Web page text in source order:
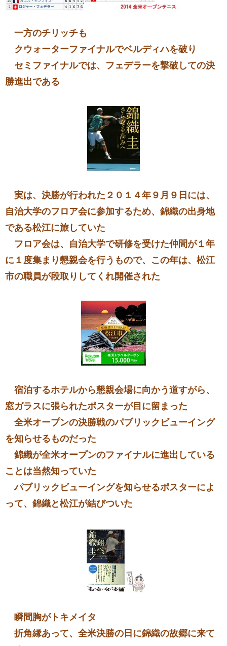
一方のチリッチも
クウォーターファイナルでベルディハを破り
セミファイナルでは、フェデラーを撃破しての決
勝進出である
実は、決勝が行われた２０１４年９月９日には、
自治大学のフロア会に参加するため、錦織の出身地
である松江に旅していた
フロア会は、自治大学で研修を受けた仲間が１年
に１度集まり懇親会を行うもので、この年は、松江
市の職員が段取りしてくれ開催された
宿泊するホテルから懇親会場に向かう道すがら、
窓ガラスに張られたポスターが目に留まった
全米オープンの決勝戦のパブリックビューイング
を知らせるものだった
錦織が全米オープンのファイナルに進出している
ことは当然知っていた
パブリックビューイングを知らせるポスターによ
って、錦織と松江が結びついた
瞬間胸がトキメイタ
折角縁あって、全米決勝の日に錦織の故郷に来て